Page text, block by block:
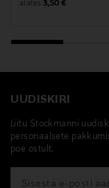
alates Original Price
3,50 €
UUDISKIRI
Liitu Stockmanni
personaalsete
poe ostult.